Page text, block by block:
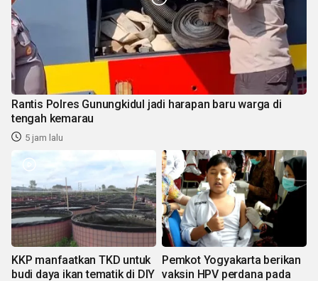
Rantis Polres Gunungkidul jadi harapan baru warga di
tengah kemarau
5 jam lalu
KKP manfaatkan TKD untuk
budi daya ikan tematik di DIY
Pemkot Yogyakarta berikan
vaksin HPV perdana pada